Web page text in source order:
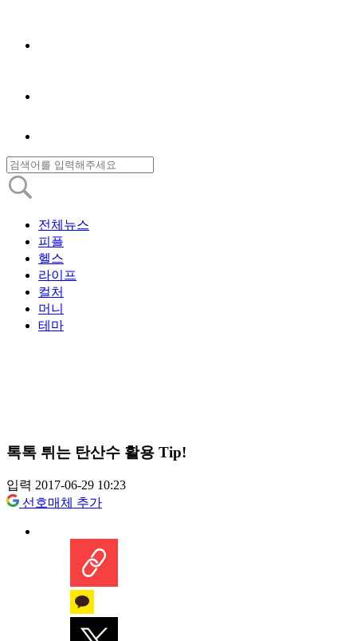
전체뉴스
피플
헬스
라이프
컬처
머니
테마
톡톡 튀는 탄산수 활용 Tip!
입력 2017-06-29 10:23
선호매체 추가